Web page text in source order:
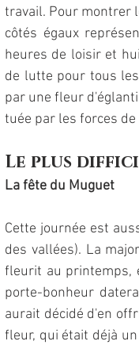
travail. Pour montrer
côtés égaux
heures de loisir et
de lutte pour tous
par une fleur
tuée par les forces
Le plus
La fête du Muguet
Cette journée est
des vallées). La
fleurit au printemps,
porte-bonheur
aurait décidé d'en
fleur, qui était déjà